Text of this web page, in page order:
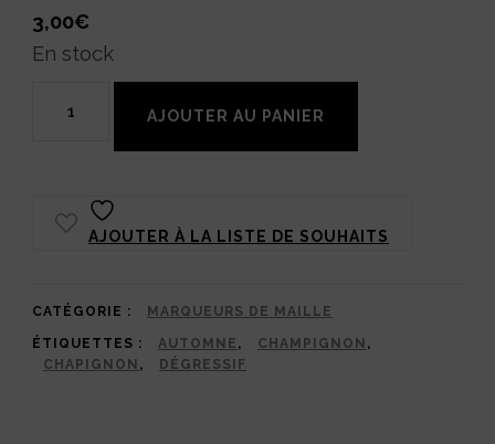
3,00€
En stock
de
maille
chat
champignon
AJOUTER AU PANIER
AJOUTER À LA LISTE DE SOUHAITS
CATÉGORIE : MARQUEURS DE MAILLE
ÉTIQUETTES : AUTOMNE , CHAMPIGNON ,
CHAPIGNON , DÉGRESSIF